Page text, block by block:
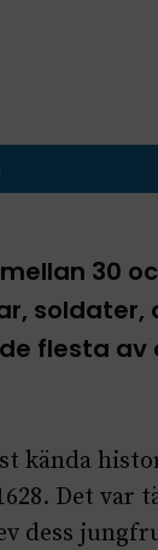
30
flesta
kända
Det